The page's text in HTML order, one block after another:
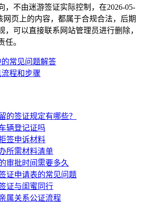
，不由迷游签证实际控制，在2026-05-
网页上的内容，都属于合规合法，后期
，可以直接联系网站管理员进行删除，
任。
常见问题解答
程和步骤
的签证规定有哪些？
辆登记证吗
签申诉材料
所需材料清单
审批时间需要多久
证申请表的常见问题
证与闺蜜同行
属关系公证流程